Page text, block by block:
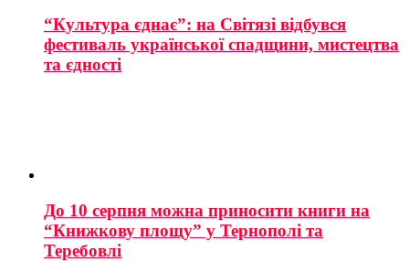
“Культура єднає”: на Світязі відбувся
фестиваль української спадщини, мистецтва
та єдності
До 10 серпня можна приносити книги на
“Книжкову площу” у Тернополі та
Теребовлі